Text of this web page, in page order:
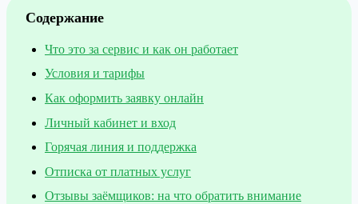
Содержание
Что это за сервис и как он работает
Условия и тарифы
Как оформить заявку онлайн
Личный кабинет и вход
Горячая линия и поддержка
Отписка от платных услуг
Отзывы заёмщиков: на что обратить внимание